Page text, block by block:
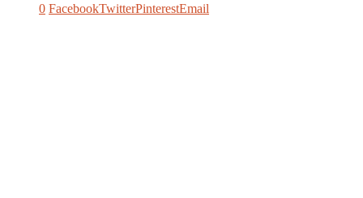
0 FacebookTwitterPinterestEmail